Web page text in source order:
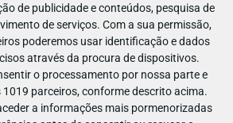
de publicidade e conteúdos, pesquisa de
de serviços. Com a sua permissão,
poderemos usar identificação e dados
através da procura de dispositivos.
o processamento por nossa parte e
parceiros, conforme descrito acima.
a informações mais pormenorizadas
23